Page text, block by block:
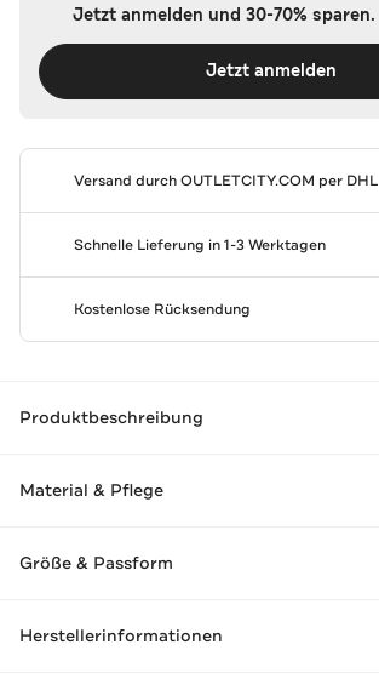
Jetzt anmelden und 30-70% sparen.
Jetzt anmelden
Versand durchOUTLETCITY.COM per DHL
Schnelle Lieferung in 1-3 Werktagen
Kostenlose Rücksendung
Produktbeschreibung
Material & Pflege
Größe & Passform
Herstellerinformationen